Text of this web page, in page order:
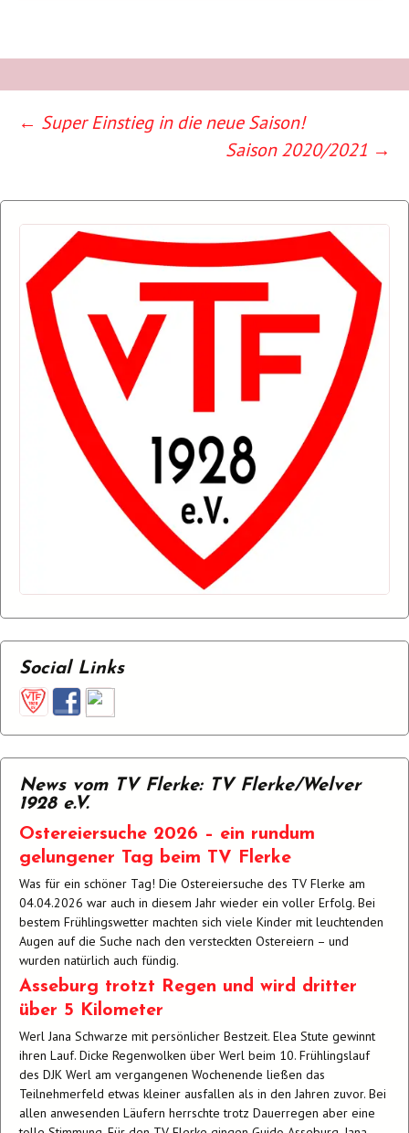
Beitragsnavigation
← Super Einstieg in die neue Saison!
Saison 2020/2021 →
Social Links
News vom TV Flerke: TV Flerke/Welver
1928 e.V.
Ostereiersuche 2026 – ein rundum
gelungener Tag beim TV Flerke
Was für ein schöner Tag! Die Ostereiersuche des TV Flerke am
04.04.2026 war auch in diesem Jahr wieder ein voller Erfolg. Bei
bestem Frühlingswetter machten sich viele Kinder mit leuchtenden
Augen auf die Suche nach den versteckten Ostereiern – und
wurden natürlich auch fündig.
Asseburg trotzt Regen und wird dritter
über 5 Kilometer
Werl Jana Schwarze mit persönlicher Bestzeit. Elea Stute gewinnt
ihren Lauf. Dicke Regenwolken über Werl beim 10. Frühlingslauf
des DJK Werl am vergangenen Wochenende ließen das
Teilnehmerfeld etwas kleiner ausfallen als in den Jahren zuvor. Bei
allen anwesenden Läufern herrschte trotz Dauerregen aber eine